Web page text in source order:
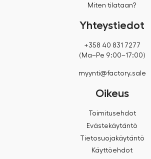
Miten tilataan?
Yhteystiedot
+358 40 831 7277
(Ma–Pe 9:00–17:00)
myynti@factory.sale
Oikeus
Toimitusehdot
Evästekäytäntö
Tietosuojakäytäntö
Käyttöehdot